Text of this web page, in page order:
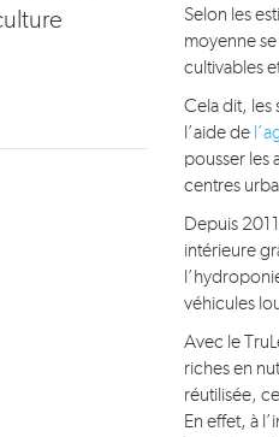
Selon les
moyenne
cultivables
Cela dit, les
l’aide de
pousser les
centres
Depuis
intérieure
véhicules
Avec le
riches en
réutilisée,
En effet, à